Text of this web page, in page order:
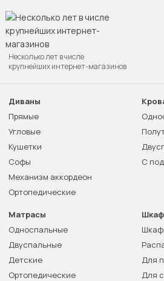
Несколько лет в числе
крупнейших интернет-магазинов
Диваны
Прямые
Угловые
Кушетки
Софы
Механизм аккордеон
Ортопедические
С
Матрасы
Односпальные
Двуспальные
Детские
Ортопедические
Для
Для